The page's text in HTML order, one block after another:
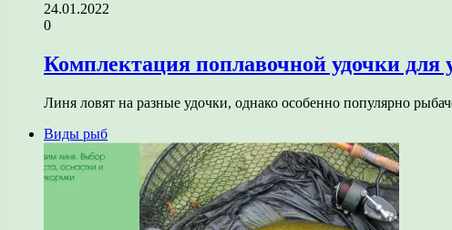
24.01.2022
0
Комплектация поплавочной удочки для
Линя ловят на разные удочки, однако особенно популярно
Виды рыб